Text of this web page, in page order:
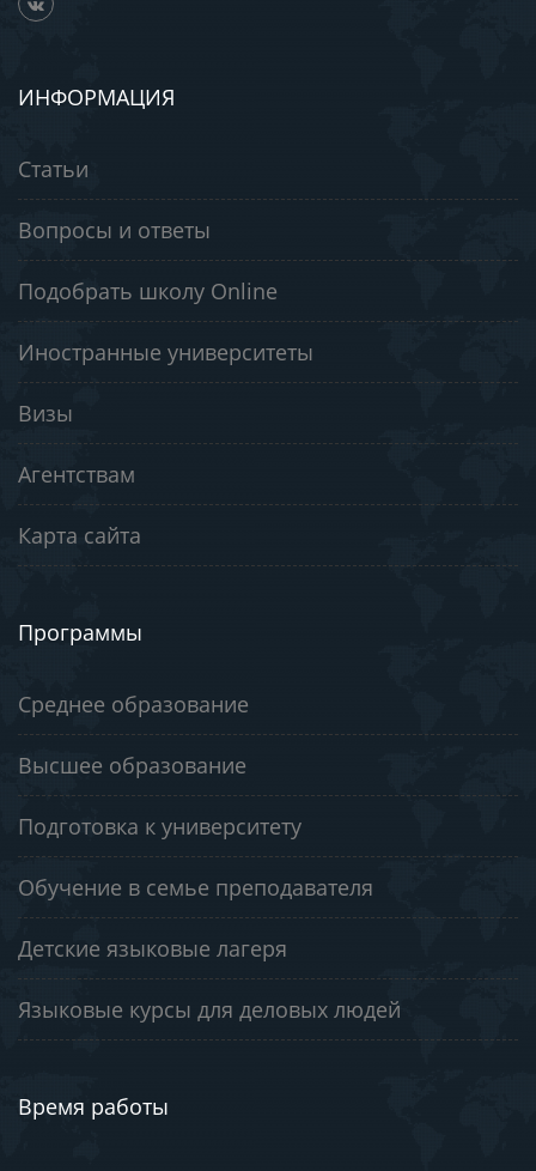
ИНФОРМАЦИЯ
Статьи
Вопросы и ответы
Подобрать школу Online
Иностранные университеты
Визы
Агентствам
Карта сайта
Программы
Среднее образование
Высшее образование
Подготовка к университету
Обучение в семье преподавателя
Детские языковые лагеря
Языковые курсы для деловых людей
Время работы